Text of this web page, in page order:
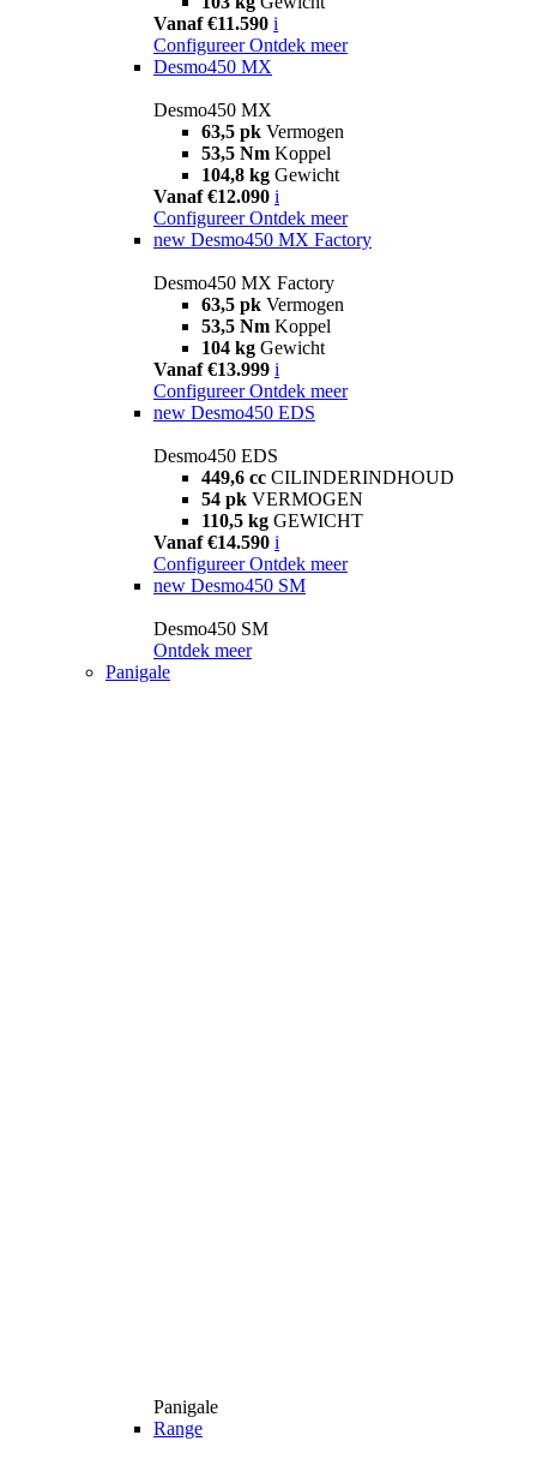
Vanaf €11.590 i
Configureer Ontdek meer
Desmo450 MX
Desmo450 MX
63,5 pk Vermogen
53,5 Nm Koppel
104,8 kg Gewicht
Vanaf €12.090 i
Configureer Ontdek meer
new Desmo450 MX Factory
Desmo450 MX Factory
63,5 pk Vermogen
53,5 Nm Koppel
104 kg Gewicht
Vanaf €13.999 i
Configureer Ontdek meer
new Desmo450 EDS
Desmo450 EDS
449,6 cc CILINDERINDHOUD
54 pk VERMOGEN
110,5 kg GEWICHT
Vanaf €14.590 i
Configureer Ontdek meer
new Desmo450 SM
Desmo450 SM
Ontdek meer
Panigale
Panigale
Range